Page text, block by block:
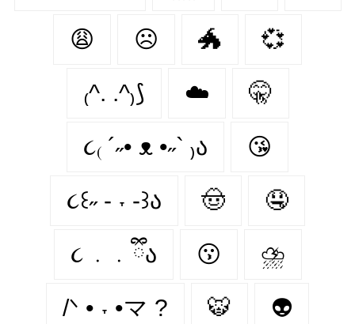
😩 ☹ 🐲 💞
₍^. .^₎⟆ ☁️ 🤫
૮₍ ´˶• ᴥ •˶` ₎ა 😘
૮꒰˶ - ˕ -꒱ა 🤠 🤤
૮ ․ ․ ྀིა 😗 ⛈
/ᐠ • ˕ •マ ? 🐯 👽